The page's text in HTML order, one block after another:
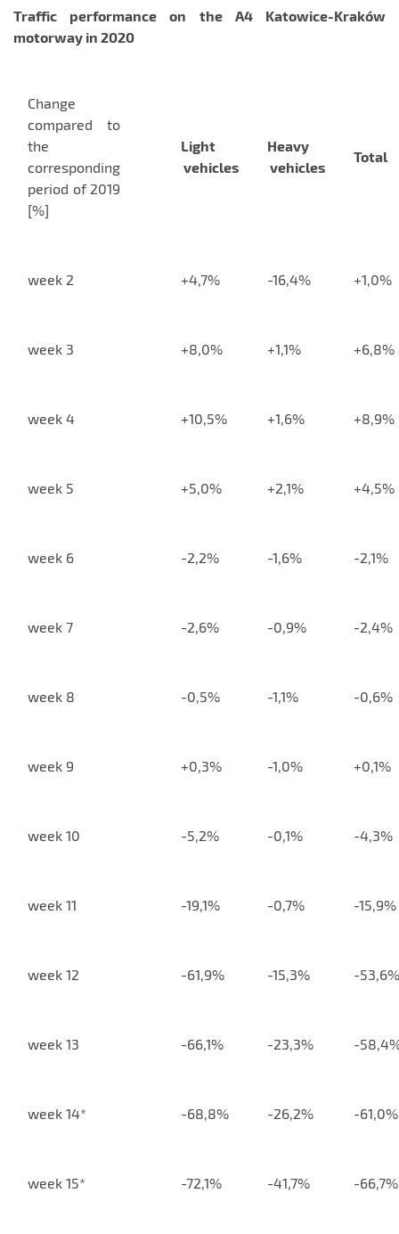
Traffic performance on the A4 Katowice-Kraków
motorway in 2020
Change
compared to
the
corresponding
period of 2019
[%]
Light
vehicles
Heavy
vehicles
Total
week 2 +4,7% -16,4% +1,0%
week 3 +8,0% +1,1% +6,8%
week 4 +10,5% +1,6% +8,9%
week 5 +5,0% +2,1% +4,5%
week 6 -2,2% -1,6% -2,1%
week 7 -2,6% -0,9% -2,4%
week 8 -0,5% -1,1% -0,6%
week 9 +0,3% -1,0% +0,1%
week 10 -5,2% -0,1% -4,3%
week 11 -19,1% -0,7% -15,9%
week 12 -61,9% -15,3% -53,6%
week 13 -66,1% -23,3% -
week 14* -68,8% -26,2% -61,0%
week 15* -72,1% -41,7% -66,7%